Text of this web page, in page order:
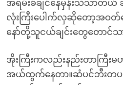
အရမ်းခံချင်နေမှန်းသိသာတယ်
လုံးကြီးပေါက်လှဆိုတော့အဝ
နော်တို့သူငယ်ချင်းတွေတောင်
အိုးကြီးကလည်းနည်းတာကြီ
အယ်ထွက်နေတာ။ဆံပင်ဘီးတပတ်